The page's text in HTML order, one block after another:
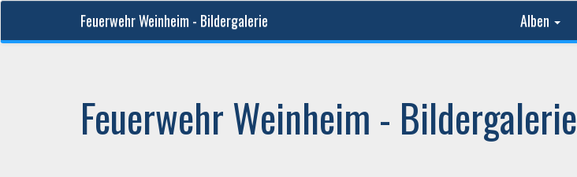
Feuerwehr Weinheim - Bildergalerie Alben
Feuerwehr Weinheim - Bildergalerie